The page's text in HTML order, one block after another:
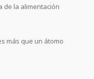
de la alimentación
más que un átomo